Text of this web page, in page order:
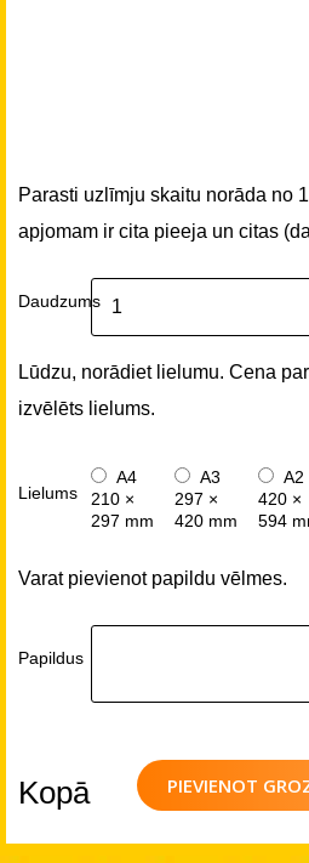
Parasti uzlīmju skaitu norāda no
apjomam ir cita pieeja un citas
Daudzums
Lūdzu, norādiet lielumu. Cena
izvēlēts lielums.
Lielums
A4
210 ×
297 mm
A3
297 ×
420 mm
A2
420 ×
594
Varat pievienot papildu vēlmes.
Papildus
PIEVIENOT
Kopā